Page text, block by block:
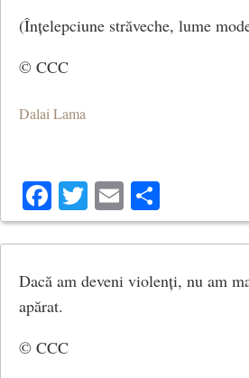
(Înțelepciune străveche, lume
© CCC
Dalai Lama
Facebook
Twitter
Email
Dacă am deveni violenți, nu am
apărat.
© CCC